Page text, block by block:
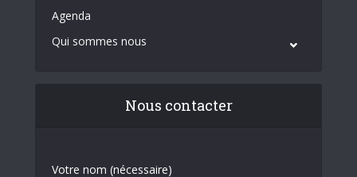
Agenda
Qui sommes nous
Nous contacter
Votre nom (nécessaire)